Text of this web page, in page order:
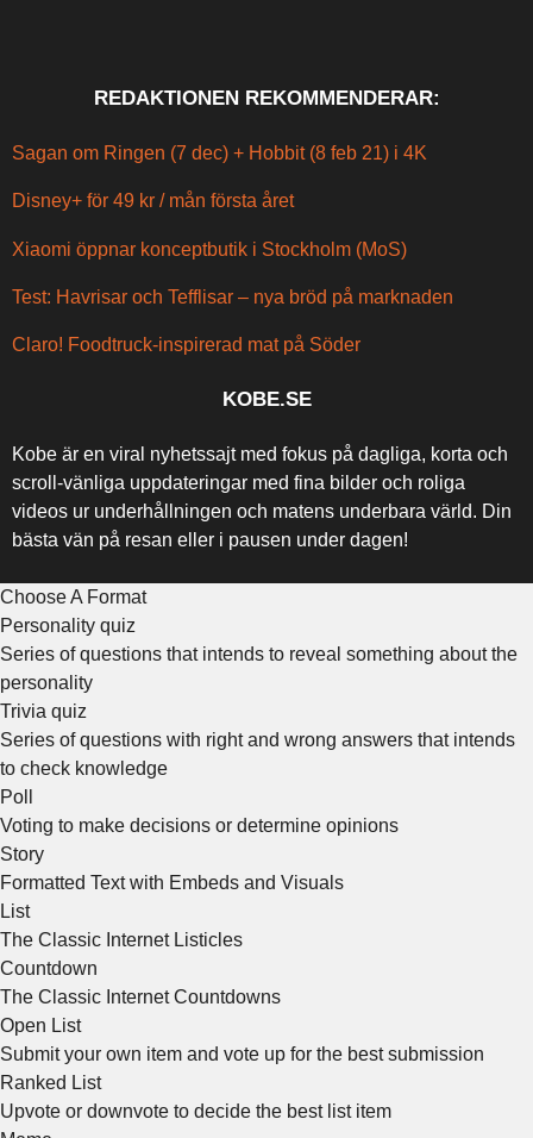
REDAKTIONEN REKOMMENDERAR:
Sagan om Ringen (7 dec) + Hobbit (8 feb 21) i 4K
Disney+ för 49 kr / mån första året
Xiaomi öppnar konceptbutik i Stockholm (MoS)
Test: Havrisar och Tefflisar – nya bröd på marknaden
Claro! Foodtruck-inspirerad mat på Söder
KOBE.SE
Kobe är en viral nyhetssajt med fokus på dagliga, korta och
scroll-vänliga uppdateringar med fina bilder och roliga
videos ur underhållningen och matens underbara värld. Din
bästa vän på resan eller i pausen under dagen!
Choose A Format
Personality quiz
Series of questions that intends to reveal something about the
personality
Trivia quiz
Series of questions with right and wrong answers that intends
to check knowledge
Poll
Voting to make decisions or determine opinions
Story
Formatted Text with Embeds and Visuals
List
The Classic Internet Listicles
Countdown
The Classic Internet Countdowns
Open List
Submit your own item and vote up for the best submission
Ranked List
Upvote or downvote to decide the best list item